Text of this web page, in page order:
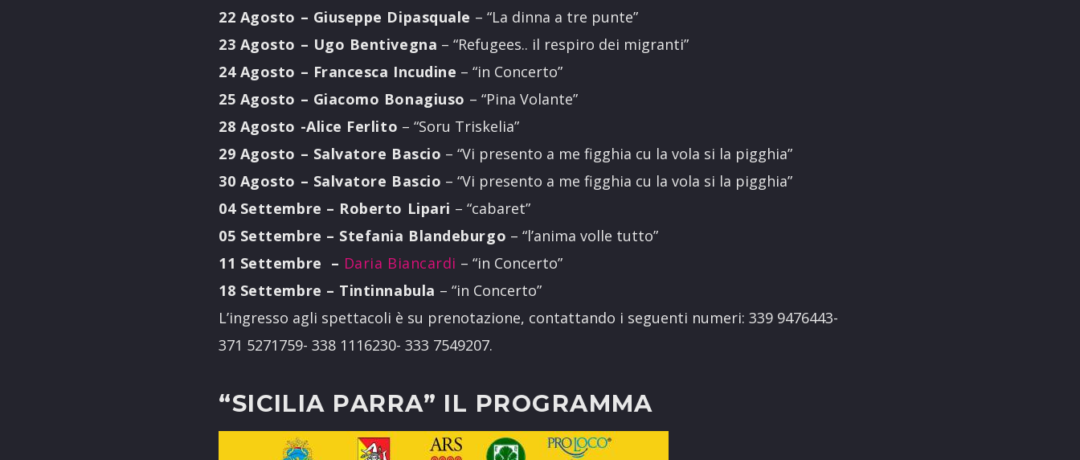
22 Agosto – Giuseppe Dipasquale – “La dinna a tre punte”
23 Agosto – Ugo Bentivegna – “Refugees.. il respiro dei migranti”
24 Agosto – Francesca Incudine – “in Concerto”
25 Agosto – Giacomo Bonagiuso – “Pina Volante”
28 Agosto -Alice Ferlito – “Soru Triskelia”
29 Agosto – Salvatore Bascio – “Vi presento a me figghia cu la vola si la pigghia”
30 Agosto – Salvatore Bascio – “Vi presento a me figghia cu la vola si la pigghia”
04 Settembre – Roberto Lipari – “cabaret”
05 Settembre – Stefania Blandeburgo – “l’anima volle tutto”
11 Settembre – Daria Biancardi – “in Concerto”
18 Settembre – Tintinnabula – “in Concerto”
L’ingresso agli spettacoli è su prenotazione, contattando i seguenti numeri: 339 9476443-
371 5271759- 338 1116230- 333 7549207.
“SICILIA PARRA” IL PROGRAMMA